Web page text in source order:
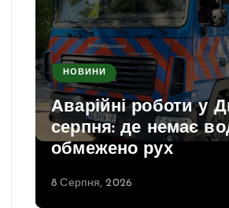
НОВИНИ
Аварійні роботи у
серпня: де немає
обмежено рух
8 Серпня, 2026